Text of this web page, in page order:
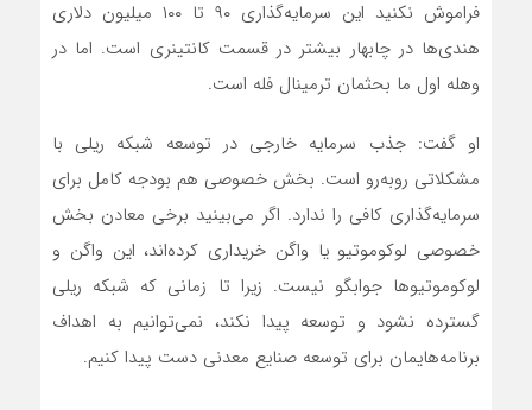
فراموش نکنید این سرمایه‌گذاری ۹۰ تا ۱۰۰ میلیون دلاری
هندی‌ها در چابهار بیشتر در قسمت کانتینری است. اما در
وهله اول ما بحثمان ترمینال فله است.
او گفت: جذب سرمایه خارجی‌ در توسعه شبکه ریلی با
مشکلاتی روبه‌رو است. بخش خصوصی هم بودجه کامل برای
سرمایه‌گذاری کافی را ندارد. اگر می‌بینید برخی معادن بخش
خصوصی لوکوموتیو یا واگن خریداری کرده‌اند، این واگن و
لوکوموتیوها جوابگو نیست. زیرا تا زمانی که شبکه ریلی
گسترده نشود و توسعه پیدا نکند، نمی‌توانیم به اهداف
برنامه‌هایمان برای توسعه صنایع معدنی دست پیدا کنیم.